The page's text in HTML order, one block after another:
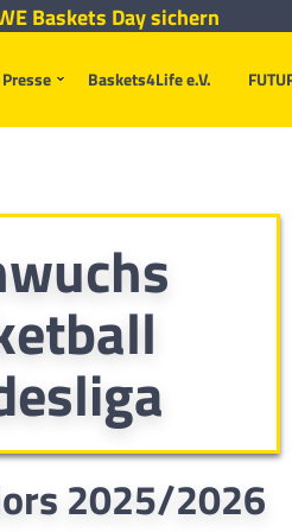
Presse Baskets4Life e.V.
Baskets Day sichern
2025/2026